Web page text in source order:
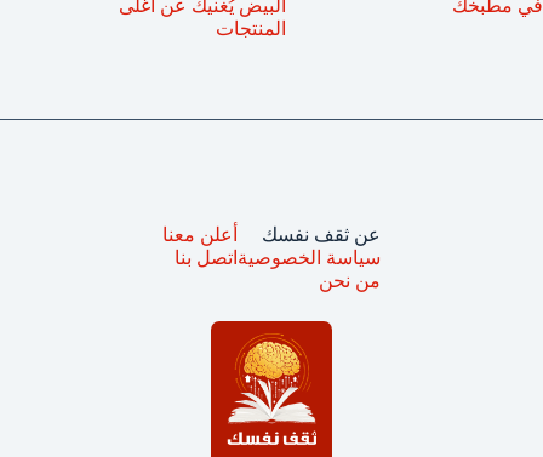
في مطبخك
البيض يُغنيك عن أغلى
المنتجات
عن ثقف نفسك
سياسة الخصوصية
من نحن
أعلن معنا
اتصل بنا